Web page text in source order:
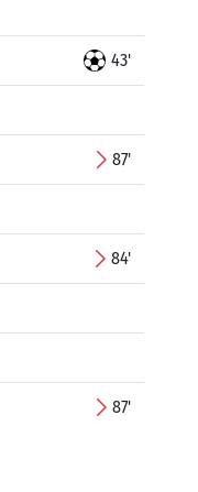
43'
87'
84'
87'